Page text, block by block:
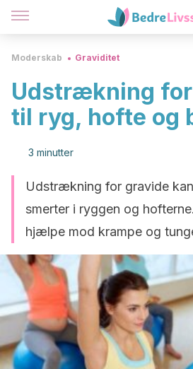
Moderskab Graviditet
Udstrækning
til ryg, hofte og
3 minutter
Udstrækning for gravide
smerter i ryggen og
hjælpe mod krampe og